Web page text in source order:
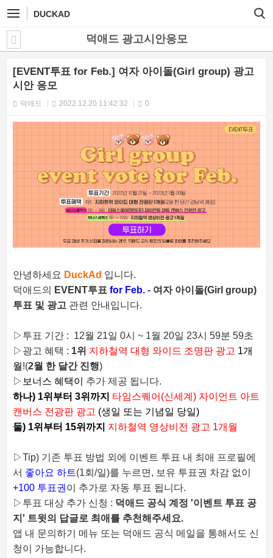
DUCKAD
덕애드 광고시안응모
[EVENT투표 for Feb.] 여자 아이돌(Girl group) 광고
시안 응모
덕애드 2022.12.20 11:42:32 0
안녕하세요 DuckAd 입니다.
덕애드의
EVENT투표 for Feb. - 여자 아이돌(Girl group)
투표 및 광고 관련 안내입니다.
▷투표 기간 : 12월 21일 0시 ~ 1월 20일 23시 59분 59초
▷광고 혜택 : 1위 지하철역 대형 와이드 조명판 광고 1개
월!(2월 한 달간 진행)
▷ 보너스 혜택이 추가 제공 됩니다.
하나) 1위부터 3위까지 타임스퀘어(신세계) 자이언트 아트
캔버스 전광판 광고 (생일 또는 기념일 당일)
둘) 1위부터 15위까지 지하철역 영상비전 광고 1개월
▷Tip) 기존 투표 방법 외에 이벤트 투표 내 최애 프로필에
서 좋아요 하트(1회/일)를 누르면, 보유 투표권 차감 없이
+100 투표권 이 추가로 자동 투표 됩니다.
▷투표 대상 추가 신청 : 덕애드 공식 계정 '이벤트 투표 공
지' 트윗의 답글로 최애를 추천해주세요.
앱 내 문의하기 메뉴 또는 덕애드 공식 메일을 통해서도 신
청이 가능합니다.